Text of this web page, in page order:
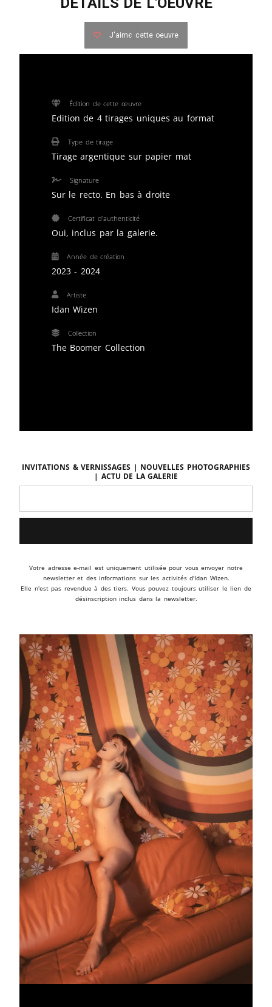
J'aime cette oeuvre
Édition de cette œuvre
Edition de 4 tirages uniques au format
Type de tirage
Tirage argentique sur papier mat
Signature
Sur le recto. En bas à droite
Certificat d'authenticité
Oui, inclus par la galerie.
Année de création
2023 - 2024
Artiste
Idan Wizen
Collection
The Boomer Collection
Invitations & vernissages | Nouvelles photographies
| Actu de la galerie
Votre adresse e-mail est uniquement utilisée pour vous envoyer notre
newsletter et des informations sur les activités d'Idan Wizen.
Elle n'est pas revendue à des tiers. Vous pouvez toujours utiliser le lien de
désinscription inclus dans la newsletter.